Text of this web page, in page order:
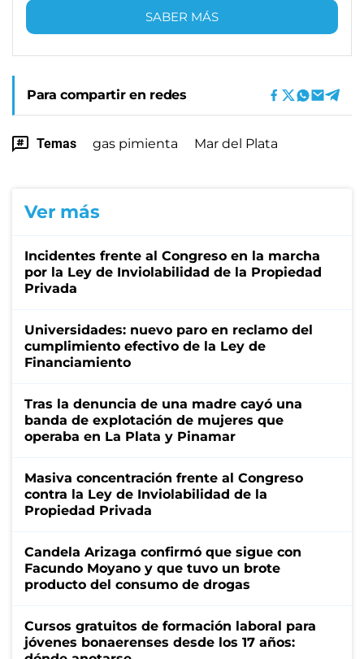
SABER MÁS
Para compartir en redes
Temas gas pimienta Mar del Plata
Ver más
Incidentes frente al Congreso en la marcha
por la Ley de Inviolabilidad de la Propiedad
Privada
Universidades: nuevo paro en reclamo del
cumplimiento efectivo de la Ley de
Financiamiento
Tras la denuncia de una madre cayó una
banda de explotación de mujeres que
operaba en La Plata y Pinamar
Masiva concentración frente al Congreso
contra la Ley de Inviolabilidad de la
Propiedad Privada
Candela Arizaga confirmó que sigue con
Facundo Moyano y que tuvo un brote
producto del consumo de drogas
Cursos gratuitos de formación laboral para
jóvenes bonaerenses desde los 17 años: